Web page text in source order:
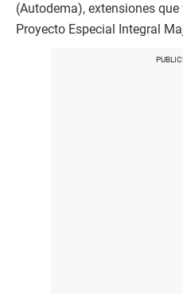
(Autodema), extensiones
Proyecto Especial Integral